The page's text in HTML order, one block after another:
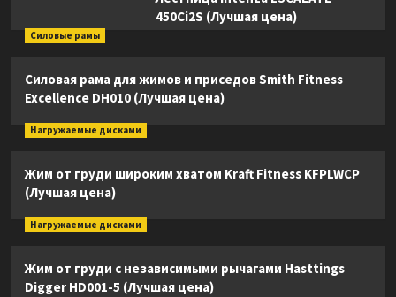
450Ci2S (Лучшая цена)
Силовые рамы
Силовая рама для жимов и приседов Smith Fitness
Excellence DH010 (Лучшая цена)
Нагружаемые дисками
Жим от груди широким хватом Kraft Fitness KFPLWCP
(Лучшая цена)
Нагружаемые дисками
Жим от груди с независимыми рычагами Hasttings
Digger HD001-5 (Лучшая цена)